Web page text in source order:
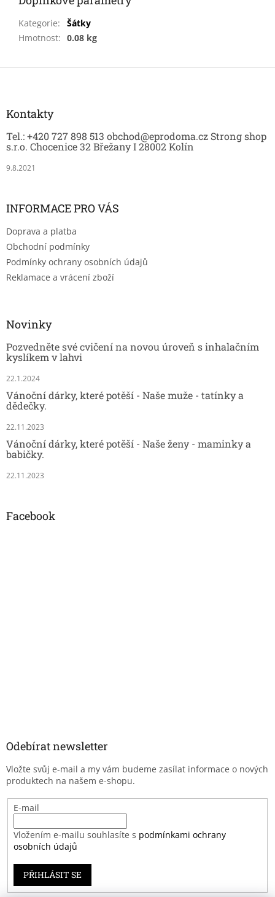
Kategorie:
Šátky
Hmotnost: 0.08 kg
Z
Kontakty
Tel.: +420 727 898 513 obchod@eprodoma.cz Strong shop
s.r.o. Chocenice 32 Břežany I 28002 Kolín
9.8.2021
INFORMACE PRO VÁS
Doprava a platba
Obchodní podmínky
Podmínky ochrany osobních údajů
Reklamace a vrácení zboží
Novinky
Pozvedněte své cvičení na novou úroveň s inhalačním
kyslíkem v lahvi
22.1.2024
Vánoční dárky, které potěší - Naše muže - tatínky a
dědečky.
22.11.2023
Vánoční dárky, které potěší - Naše ženy - maminky a
babičky.
22.11.2023
Facebook
Odebírat newsletter
Vložte svůj e-mail a my vám budeme zasílat informace o nových
produktech na našem e-shopu.
E-mail
Vložením e-mailu souhlasíte s podmínkami ochrany
osobních údajů
PŘIHLÁSIT SE